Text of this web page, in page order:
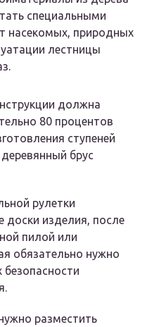
специальными
насекомых, природных
лестницы
должна
80 процентов
ступеней
брус
рулетки
доски изделия, после
пилой или
обязательно нужно
разместить